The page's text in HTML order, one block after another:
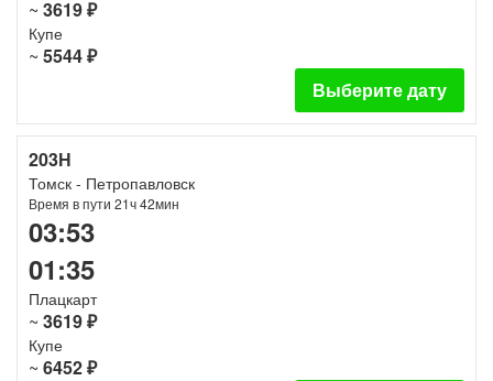
~ 3619 ₽
Купе
~ 5544 ₽
Выберите дату
203Н
Томск - Петропавловск
Время в пути 21ч 42мин
03:53
01:35
Плацкарт
~ 3619 ₽
Купе
~ 6452 ₽